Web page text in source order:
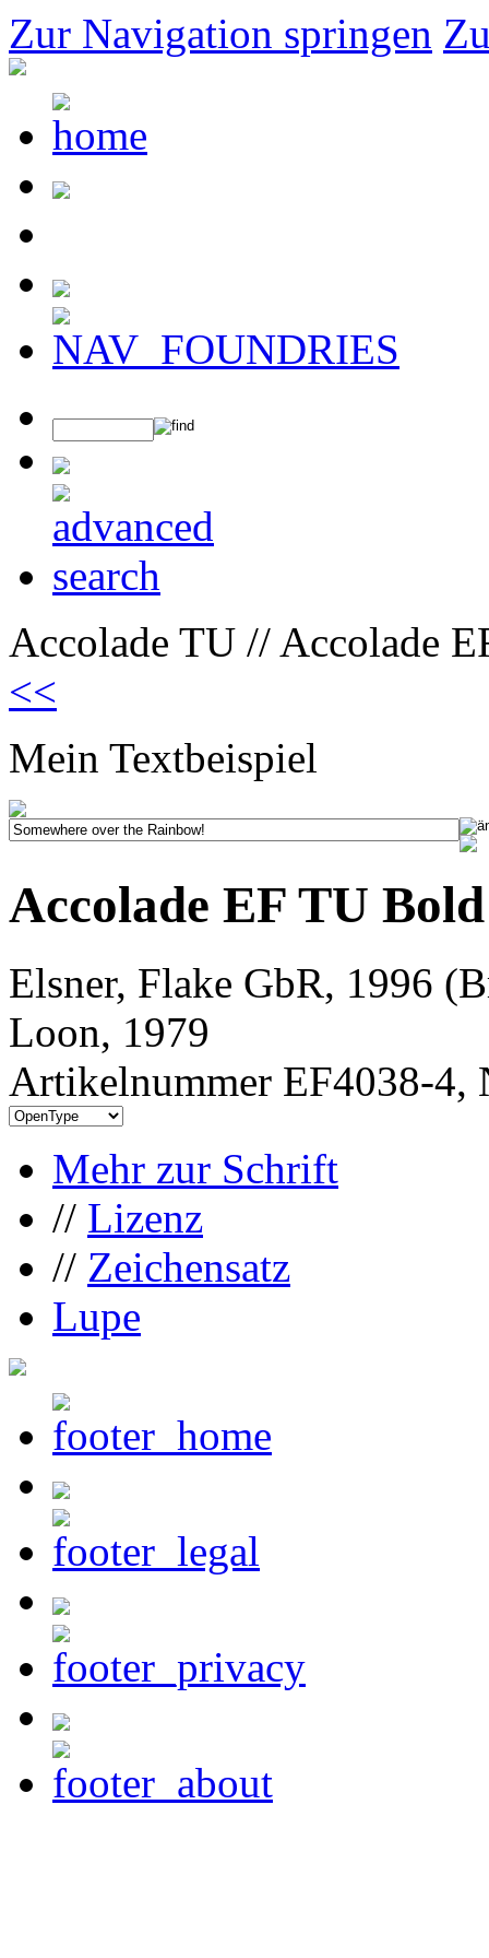
Zur Navigation springen
Accolade TU // Accolade
<<
Mein Textbeispiel
Accolade EF TU Bold
Elsner, Flake GbR, 1996
Loon, 1979
Artikelnummer EF4038-4,
Mehr zur Schrift
// Lizenz
// Zeichensatz
Lupe